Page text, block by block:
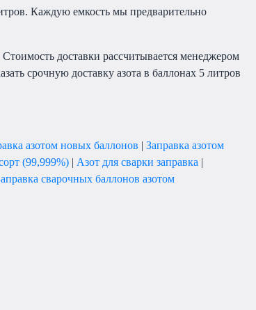
Каждую емкость мы предварительно
доставки рассчитывается менеджером
срочную доставку азота в баллонах 5 литров
азотом новых баллонов | Заправка азотом
(99,999%) | Азот для сварки заправка |
сварочных баллонов азотом